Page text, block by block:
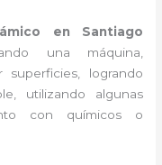
en Santiago
una máquina,
superficies, logrando
utilizando algunas
con químicos o